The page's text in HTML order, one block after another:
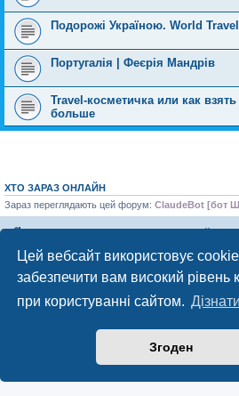
Цей вебсайт використовує
забезпечити вам високий рівень
при користуванні сайтом.
Згоден
Подорожі Україною. World
Португалія | Феєрія Мандрів
Travel-косметичка или как
больше
ХТО ЗАРАЗ ОНЛАЙН
Зараз переглядають цей форум: ClaudeBot [бот
Магазин спорядження Туристичний
Працює на phpBB® Forum Software
Конфіденційність|